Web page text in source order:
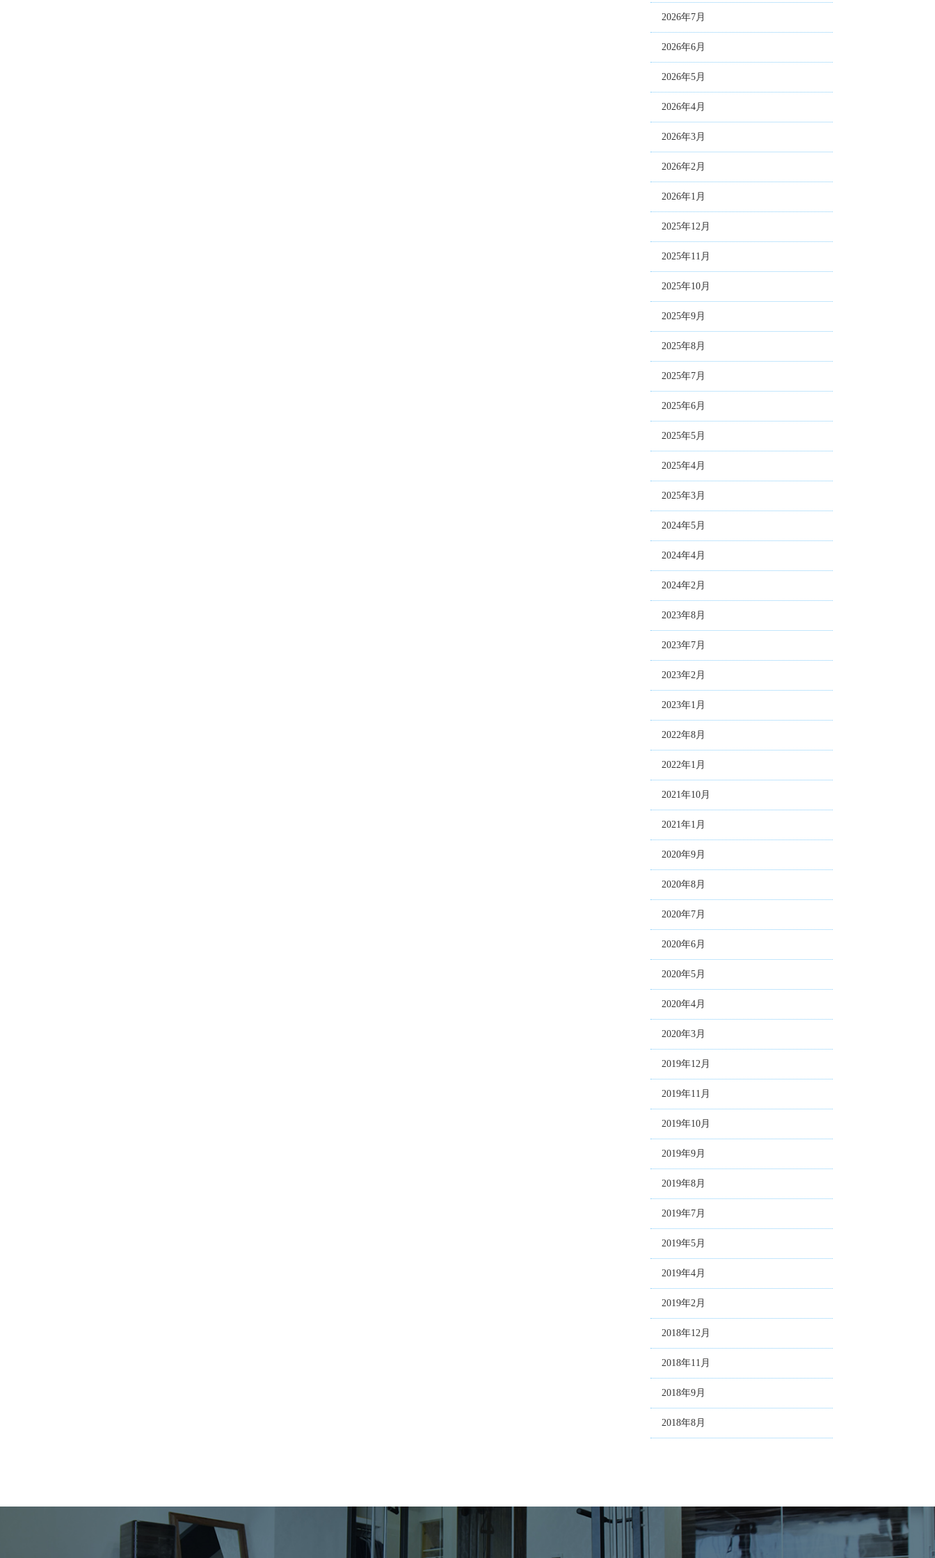
2026年7月
2026年6月
2026年5月
2026年4月
2026年3月
2026年2月
2026年1月
2025年12月
2025年11月
2025年10月
2025年9月
2025年8月
2025年7月
2025年6月
2025年5月
2025年4月
2025年3月
2024年5月
2024年4月
2024年2月
2023年8月
2023年7月
2023年2月
2023年1月
2022年8月
2022年1月
2021年10月
2021年1月
2020年9月
2020年8月
2020年7月
2020年6月
2020年5月
2020年4月
2020年3月
2019年12月
2019年11月
2019年10月
2019年9月
2019年8月
2019年7月
2019年5月
2019年4月
2019年2月
2018年12月
2018年11月
2018年9月
2018年8月